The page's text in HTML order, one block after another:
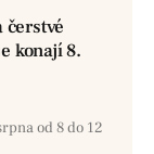
čerstvé
konají 8.
od 8 do 12